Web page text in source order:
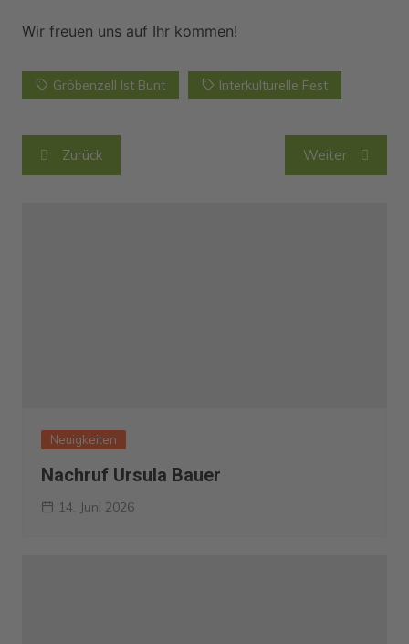
Wir freuen uns auf Ihr kommen!
Gröbenzell Ist Bunt Interkulturelle Fest
Beitragsnavigation
Zurück Weiter
Neuigkeiten
Nachruf Ursula Bauer
14. Juni 2026